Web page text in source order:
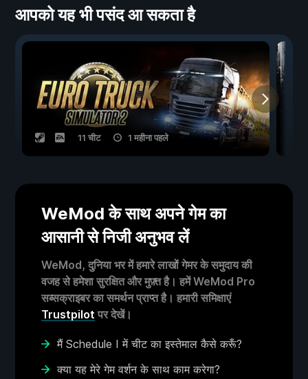
आपको यह भी पसंद आ सकता है
11 चीट 1 महीना पहले
WeMod के साथ अपने गेम का
आसानी से निजी अनुभव लें
WeMod, दुनिया भर में हमारे लाखों गेमर के समुदाय की
वजह से हमेशा सुरक्षित और मुफ़्त है। हमें WeMod Pro
सब्सक्राइबर का समर्थन प्राप्त है। हमारी समिक्षाएं
Trustpilot पर देखें।
मैं Schedule I में चीट का इस्तेमाल कैसे करूँ?
क्या यह मेरे गेम वर्शन के साथ काम करेगा?